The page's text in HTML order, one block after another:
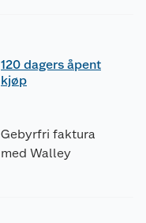
120 dagers åpent
kjøp
Gebyrfri faktura
med Walley